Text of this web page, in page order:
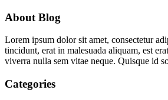
About Blog
Lorem ipsum dolor sit amet, consectetur
tincidunt, erat in malesuada aliquam, est
viverra nulla sem vitae neque. Quisque id
Categories